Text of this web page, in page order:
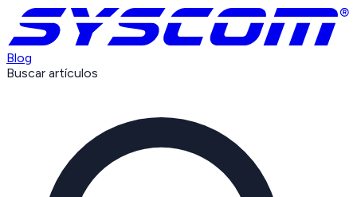
Blog
Buscar artículos